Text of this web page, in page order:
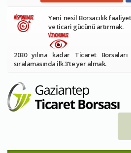
Yeni nesil Borsacılık
ve ticari gücünü artırmak.
2030 yılına kadar Ticaret
sıralamasında ilk 3’te yer almak.